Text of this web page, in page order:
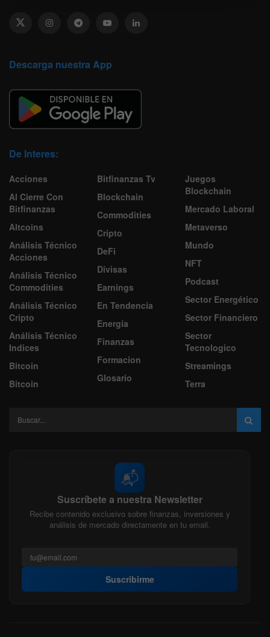
Descarga nuestra App
De Interes:
Acciones
Al Cierre Con
Bitfinanzas
Altcoins
Análisis Técnico
Acciones
Análisis Técnico
Commodities
Análisis Técnico
Cripto
Análisis Técnico
Indices
Bitcoin
Bitcoin
Bitfinanzas Tv
Blockchain
Commodities
Cripto
DeFi
Divisas
Earnings
En Tendencia
Energía
Finanzas
Formacion
Glosario
Juegos
Blockchain
Mercado Laboral
Metaverso
Mundo
NFT
Podcast
Sector Energético
Sector Financiero
Sector
Tecnologico
Streamings
Terra
📬
Suscríbete a nuestra Newsletter
Recibe contenido exclusivo sobre finanzas, inversiones y
análisis de mercado directamente en tu email.
Suscribirme